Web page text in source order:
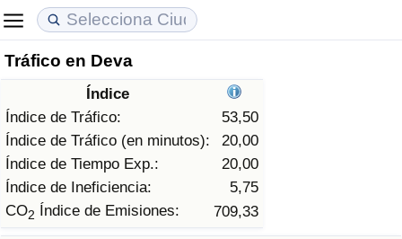
Tráfico en Deva
Índice
Índice de Tráfico:
53,50
Índice de Tráfico (en minutos):
20,00
Índice de Tiempo Exp.:
20,00
Índice de Ineficiencia:
5,75
CO2 Índice de Emisiones: 709,33
Coste de vida
Índice de Costo de Vida (Actual)
Índice de Costo de Vida
Índice de costo de vida por país
Precios de las propiedades
Índice de Precios de Inmuebles (Actual)
Índice de Precios de Inmuebles
Índice de Precios de Inmuebles por País
Calidad de Vida
Índice de Calidad de Vida
Índice de Calidad de Vida (Actual)
Índice de calidad de vida por país